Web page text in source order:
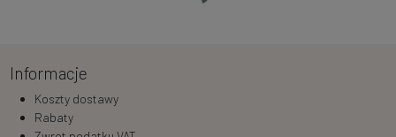
Informacje
Koszty dostawy
Rabaty